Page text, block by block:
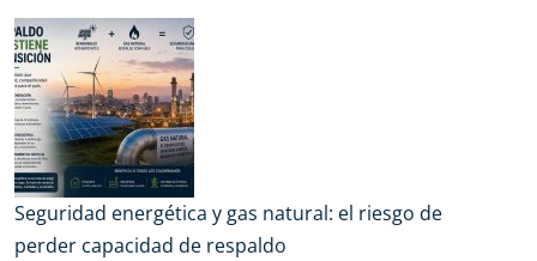
Seguridad energética y gas natural: el riesgo de
perder capacidad de respaldo